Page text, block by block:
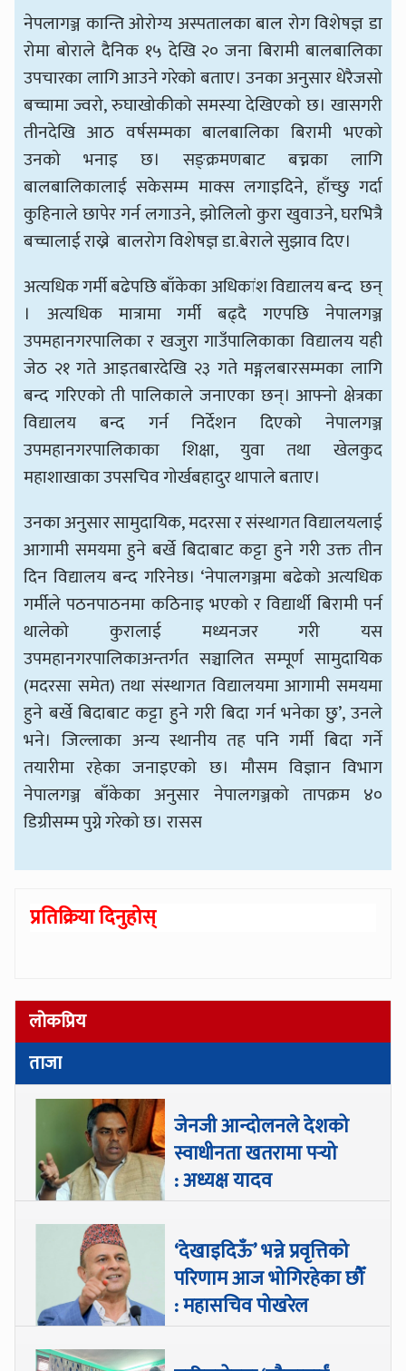
नेपलागञ्ज कान्ति ओरोग्य अस्पतालका बाल रोग विशेषज्ञ डा
रोमा बोराले दैनिक १५ देखि २० जना बिरामी बालबालिका
उपचारका लागि आउने गरेको बताए। उनका अनुसार धेरैजसो
बच्चामा ज्वरो, रुघाखोकीको समस्या देखिएको छ। खासगरी
तीनदेखि आठ वर्षसम्मका बालबालिका बिरामी भएको
उनको भनाइ छ। सङ्क्रमणबाट बच्नका लागि
बालबालिकालाई सकेसम्म माक्स लगाइदिने, हाँच्छु गर्दा
कुहिनाले छापेर गर्न लगाउने, झोलिलो कुरा खुवाउने, घरभित्रै
बच्चालाई राख्ने बालरोग विशेषज्ञ डा.बेराले सुझाव दिए।
अत्यधिक गर्मी बढेपछि बाँकेका अधिकांश विद्यालय बन्द छन्
। अत्यधिक मात्रामा गर्मी बढ्दै गएपछि नेपालगञ्ज
उपमहानगरपालिका र खजुरा गाउँपालिकाका विद्यालय यही
जेठ २१ गते आइतबारदेखि २३ गते मङ्गलबारसम्मका लागि
बन्द गरिएको ती पालिकाले जनाएका छन्। आफ्नो क्षेत्रका
विद्यालय बन्द गर्न निर्देशन दिएको नेपालगञ्ज
उपमहानगरपालिकाका शिक्षा, युवा तथा खेलकुद
महाशाखाका उपसचिव गोर्खबहादुर थापाले बताए।
उनका अनुसार सामुदायिक, मदरसा र संस्थागत विद्यालयलाई
आगामी समयमा हुने बर्खे बिदाबाट कट्टा हुने गरी उक्त तीन
दिन विद्यालय बन्द गरिनेछ। ‘नेपालगञ्जमा बढेको अत्यधिक
गर्मीले पठनपाठनमा कठिनाइ भएको र विद्यार्थी बिरामी पर्न
थालेको कुरालाई मध्यनजर गरी यस
उपमहानगरपालिकाअन्तर्गत सञ्चालित सम्पूर्ण सामुदायिक
(मदरसा समेत) तथा संस्थागत विद्यालयमा आगामी समयमा
हुने बर्खे बिदाबाट कट्टा हुने गरी बिदा गर्न भनेका छु’, उनले
भने। जिल्लाका अन्य स्थानीय तह पनि गर्मी बिदा गर्ने
तयारीमा रहेका जनाइएको छ। मौसम विज्ञान विभाग
नेपालगञ्ज बाँकेका अनुसार नेपालगञ्जको तापक्रम ४०
डिग्रीसम्म पुग्ने गरेको छ। रासस
प्रतिक्रिया दिनुहोस्
लोकप्रिय
ताजा
जेनजी आन्दोलनले देशको
स्वाधीनता खतरामा पर्‍यो
: अध्यक्ष यादव
‘देखाइदिऊँ’ भन्ने प्रवृत्तिको
परिणाम आज भोगिरहेका छौँ
: महासचिव पोखरेल